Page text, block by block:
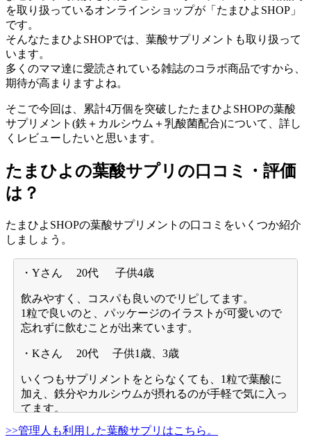
を取り扱っているオンラインショップが「たまひよSHOP」
です。
そんなたまひよSHOPでは、葉酸サプリメントも取り扱って
います。
多くのママ達に愛読されている雑誌のコラボ商品ですから、
期待が高まりますよね。
そこで今回は、累計4万個を突破したたまひよSHOPの葉酸
サプリメント(鉄＋カルシウム＋乳酸菌配合)について、詳し
くレビューしたいと思います。
たまひよの葉酸サプリの口コミ・評価
は？
たまひよSHOPの葉酸サプリメントの口コミをいくつか紹介
しましょう。
・Yさん 20代 子供4歳
飲みやすく、コスパも良いのでリピしてます。
1粒で良いのと、パッケージのイラストが可愛いので
忘れずに飲むことが出来ています。
・Kさん 20代 子供1歳、3歳
いくつもサプリメントをとらなくても、1粒で葉酸に
加え、鉄分やカルシウムが摂れるのが手軽で気に入っ
てます。
・Sさん 30代 妊娠7ヶ月
>>管理人も利用した葉酸サプリはこちら。